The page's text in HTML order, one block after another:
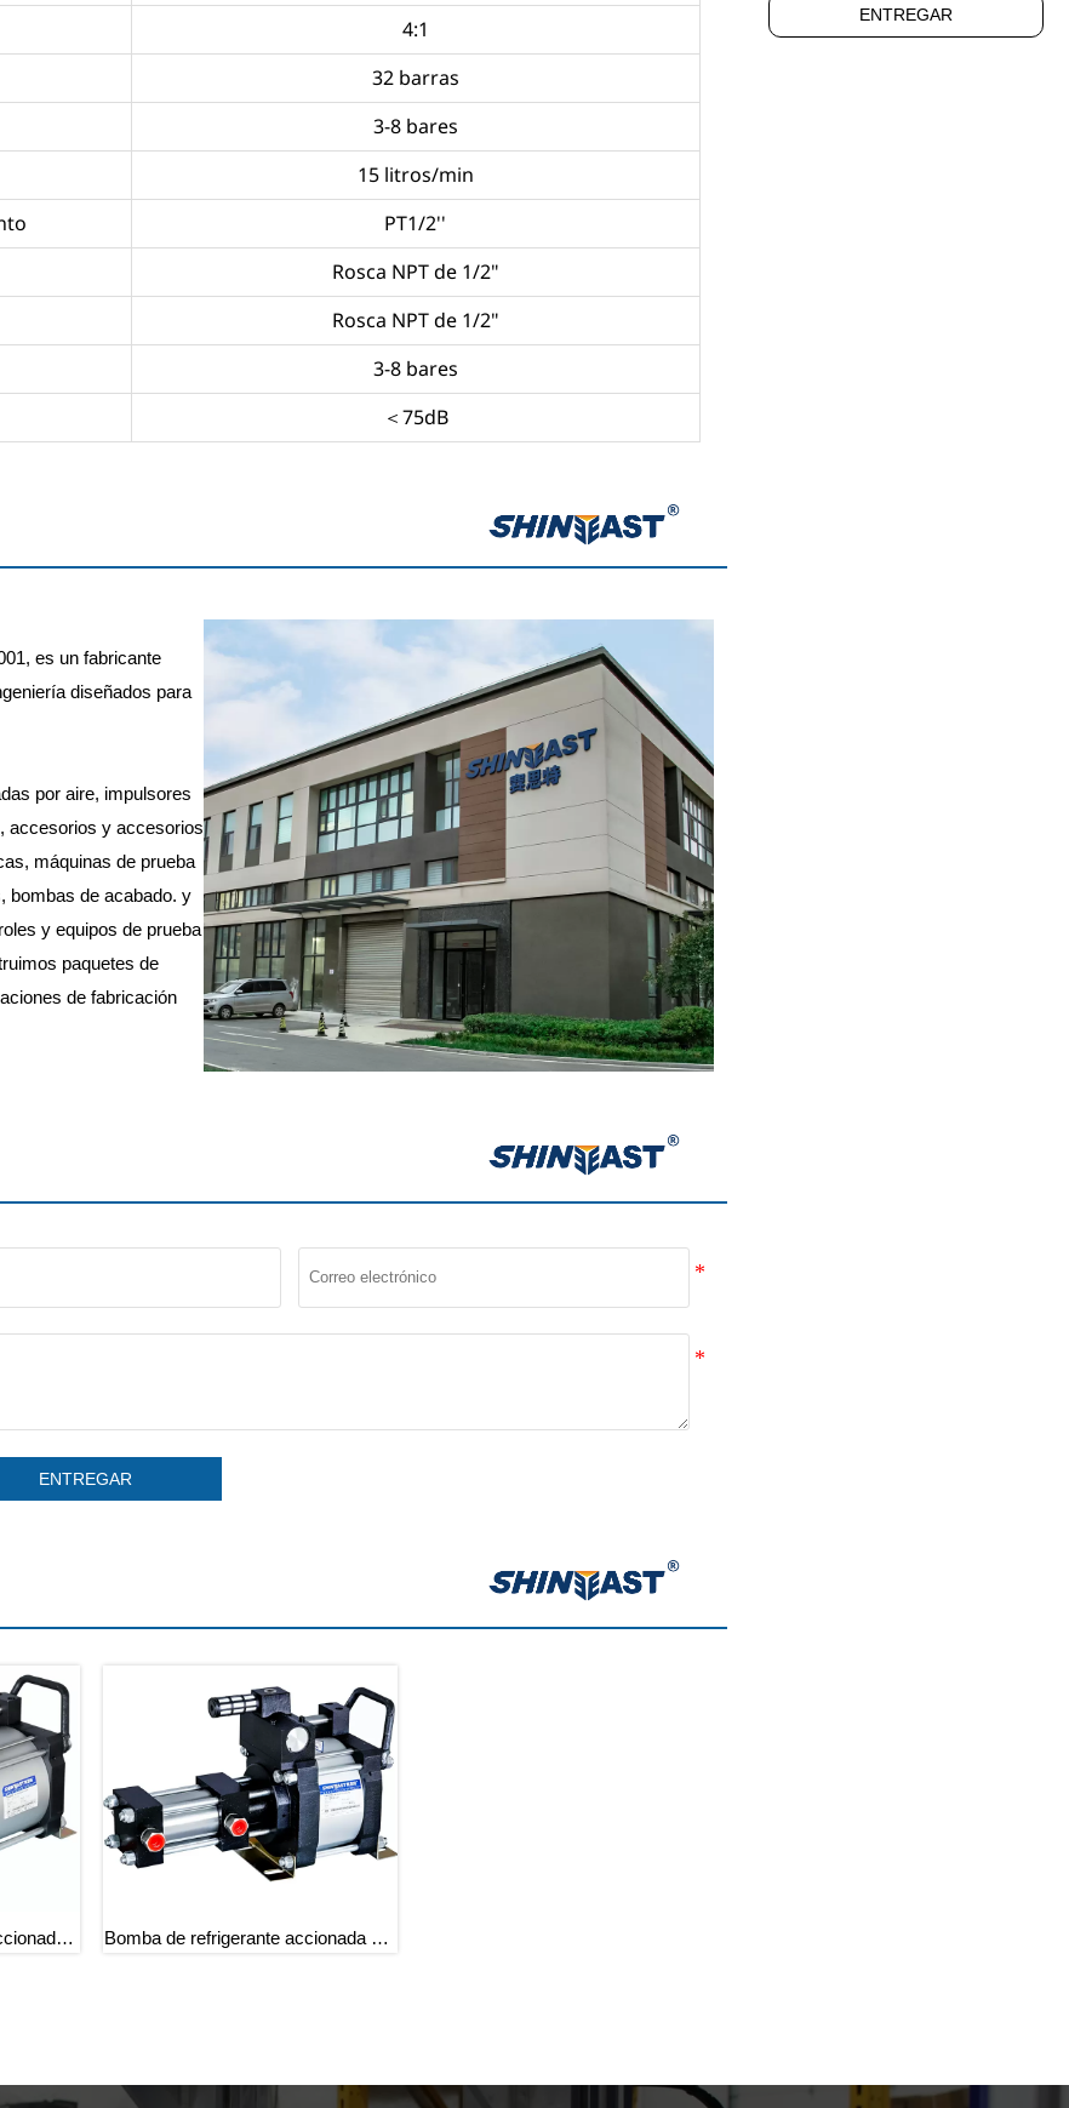
4:1
32 barras
3-8 bares
15 litros/min
PT1/2''
Rosca NPT de 1/2"
Rosca NPT de 1/2"
3-8 bares
＜75dB
es un fabricante
diseñados para
por aire, impulsores
accesorios y accesorios
máquinas de prueba
bombas de acabado. y
y equipos de prueba
paquetes de
de fabricación
ENTREGAR
Bomba de refrigerante accionada por
ENTREGAR